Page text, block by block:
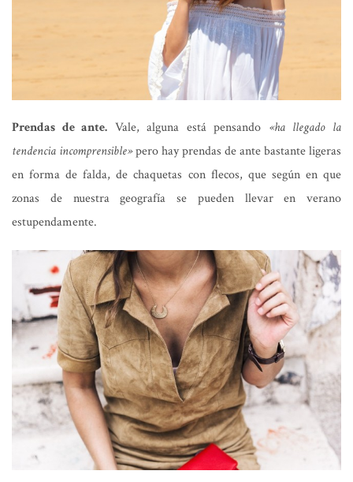
Prendas de ante. Vale, alguna está pensando «ha llegado la
tendencia incomprensible»pero hay prendas de ante bastante ligeras
en forma de falda, de chaquetas con flecos, que según en que
zonas de nuestra geografía se pueden llevar en verano
estupendamente.